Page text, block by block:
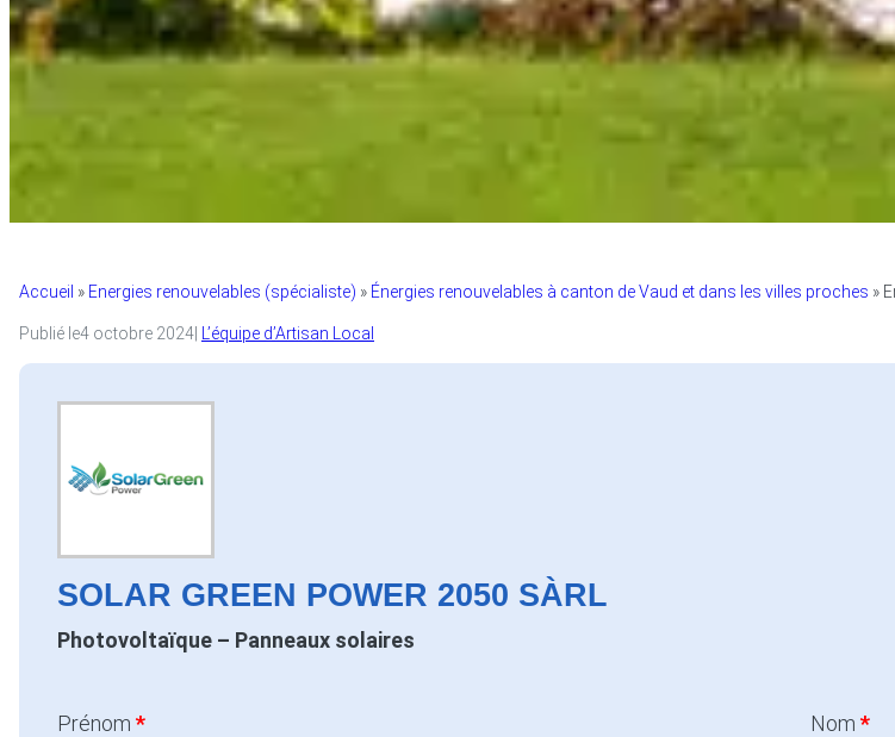
Accueil » Energies renouvelables (spécialiste) » Énergies renouvelables à canton de Vaud et dans les villes proches »
Publié le4 octobre 2024 L’équipe d’Artisan Local
SOLAR GREEN POWER 2050 SÀRL
Photovoltaïque – Panneaux solaires
Prénom Nom